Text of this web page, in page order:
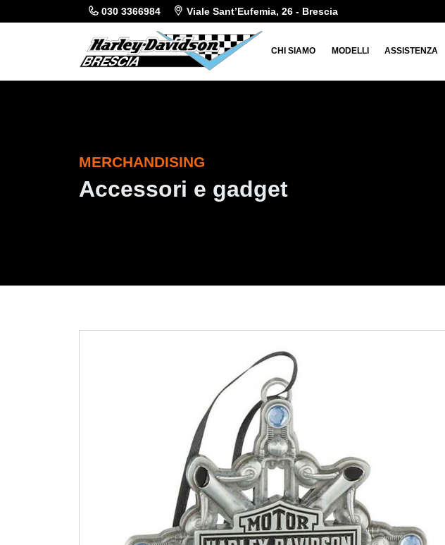
030 3366984 Viale Sant’Eufemia, 26 - Brescia
CHI SIAMO MODELLI ASSISTENZA
MERCHANDISING
Accessori e gadget